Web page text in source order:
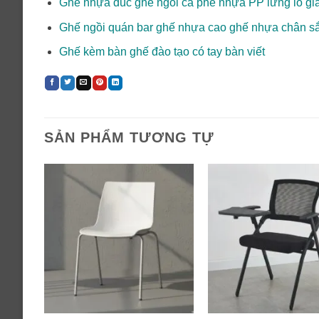
Ghế nhựa đúc ghế ngồi cà phê nhựa PP lưng lỗ
Ghế ngồi quán bar ghế nhựa cao ghế nhựa chân
Ghế kèm bàn ghế đào tạo có tay bàn viết
SẢN PHẨM TƯƠNG TỰ